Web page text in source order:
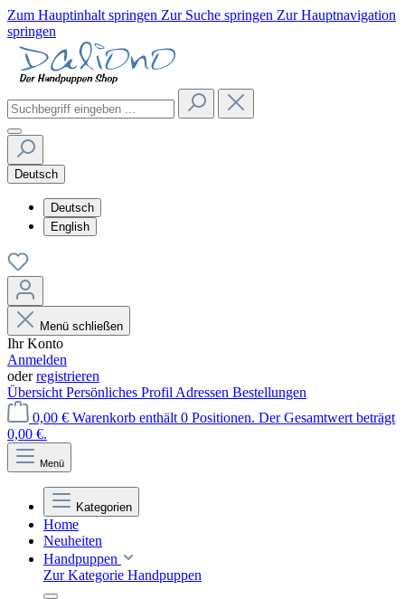
Zum Hauptinhalt springen Zur Suche springen Zur Hauptnavigation
springen
Deutsch
Deutsch
English
Menü schließen
Ihr Konto
Anmelden
oderregistrieren
Übersicht Persönliches Profil Adressen Bestellungen
0,00 € Warenkorb enthält 0 Positionen. Der Gesamtwert beträgt
0,00 €.
Menü
Kategorien
Home
Neuheiten
Handpuppen
Zur Kategorie Handpuppen